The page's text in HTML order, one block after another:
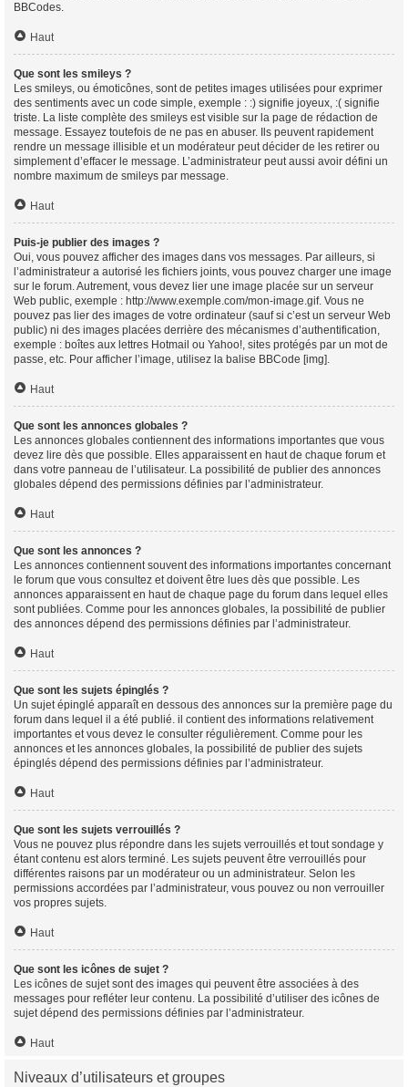
BBCodes.
Haut
Que sont les smileys ?
Les smileys, ou émoticônes, sont de petites images utilisées pour exprimer
des sentiments avec un code simple, exemple : :) signifie joyeux, :( signifie
triste. La liste complète des smileys est visible sur la page de rédaction de
message. Essayez toutefois de ne pas en abuser. Ils peuvent rapidement
rendre un message illisible et un modérateur peut décider de les retirer ou
simplement d’effacer le message. L’administrateur peut aussi avoir défini un
nombre maximum de smileys par message.
Haut
Puis-je publier des images ?
Oui, vous pouvez afficher des images dans vos messages. Par ailleurs, si
l’administrateur a autorisé les fichiers joints, vous pouvez charger une image
sur le forum. Autrement, vous devez lier une image placée sur un serveur
Web public, exemple : http://www.exemple.com/mon-image.gif. Vous ne
pouvez pas lier des images de votre ordinateur (sauf si c’est un serveur Web
public) ni des images placées derrière des mécanismes d’authentification,
exemple : boîtes aux lettres Hotmail ou Yahoo!, sites protégés par un mot de
passe, etc. Pour afficher l’image, utilisez la balise BBCode [img].
Haut
Que sont les annonces globales ?
Les annonces globales contiennent des informations importantes que vous
devez lire dès que possible. Elles apparaissent en haut de chaque forum et
dans votre panneau de l’utilisateur. La possibilité de publier des annonces
globales dépend des permissions définies par l’administrateur.
Haut
Que sont les annonces ?
Les annonces contiennent souvent des informations importantes concernant
le forum que vous consultez et doivent être lues dès que possible. Les
annonces apparaissent en haut de chaque page du forum dans lequel elles
sont publiées. Comme pour les annonces globales, la possibilité de publier
des annonces dépend des permissions définies par l’administrateur.
Haut
Que sont les sujets épinglés ?
Un sujet épinglé apparaît en dessous des annonces sur la première page du
forum dans lequel il a été publié. il contient des informations relativement
importantes et vous devez le consulter régulièrement. Comme pour les
annonces et les annonces globales, la possibilité de publier des sujets
épinglés dépend des permissions définies par l’administrateur.
Haut
Que sont les sujets verrouillés ?
Vous ne pouvez plus répondre dans les sujets verrouillés et tout sondage y
étant contenu est alors terminé. Les sujets peuvent être verrouillés pour
différentes raisons par un modérateur ou un administrateur. Selon les
permissions accordées par l’administrateur, vous pouvez ou non verrouiller
vos propres sujets.
Haut
Que sont les icônes de sujet ?
Les icônes de sujet sont des images qui peuvent être associées à des
messages pour refléter leur contenu. La possibilité d’utiliser des icônes de
sujet dépend des permissions définies par l’administrateur.
Haut
Niveaux d’utilisateurs et groupes